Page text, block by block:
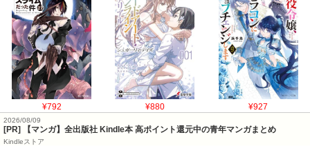
¥792 ¥880 ¥927
2026/08/09
[PR] 【マンガ】全出版社 Kindle本 高ポイント還元中の青年マンガまとめ
Kindleストア